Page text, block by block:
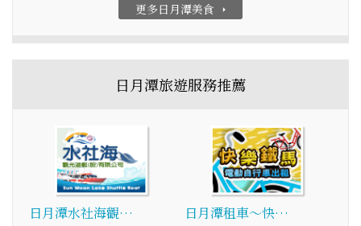
更多日月潭美食 arrow_right
日月潭旅遊服務推薦
日月潭水社海觀… 日月潭租車～快…